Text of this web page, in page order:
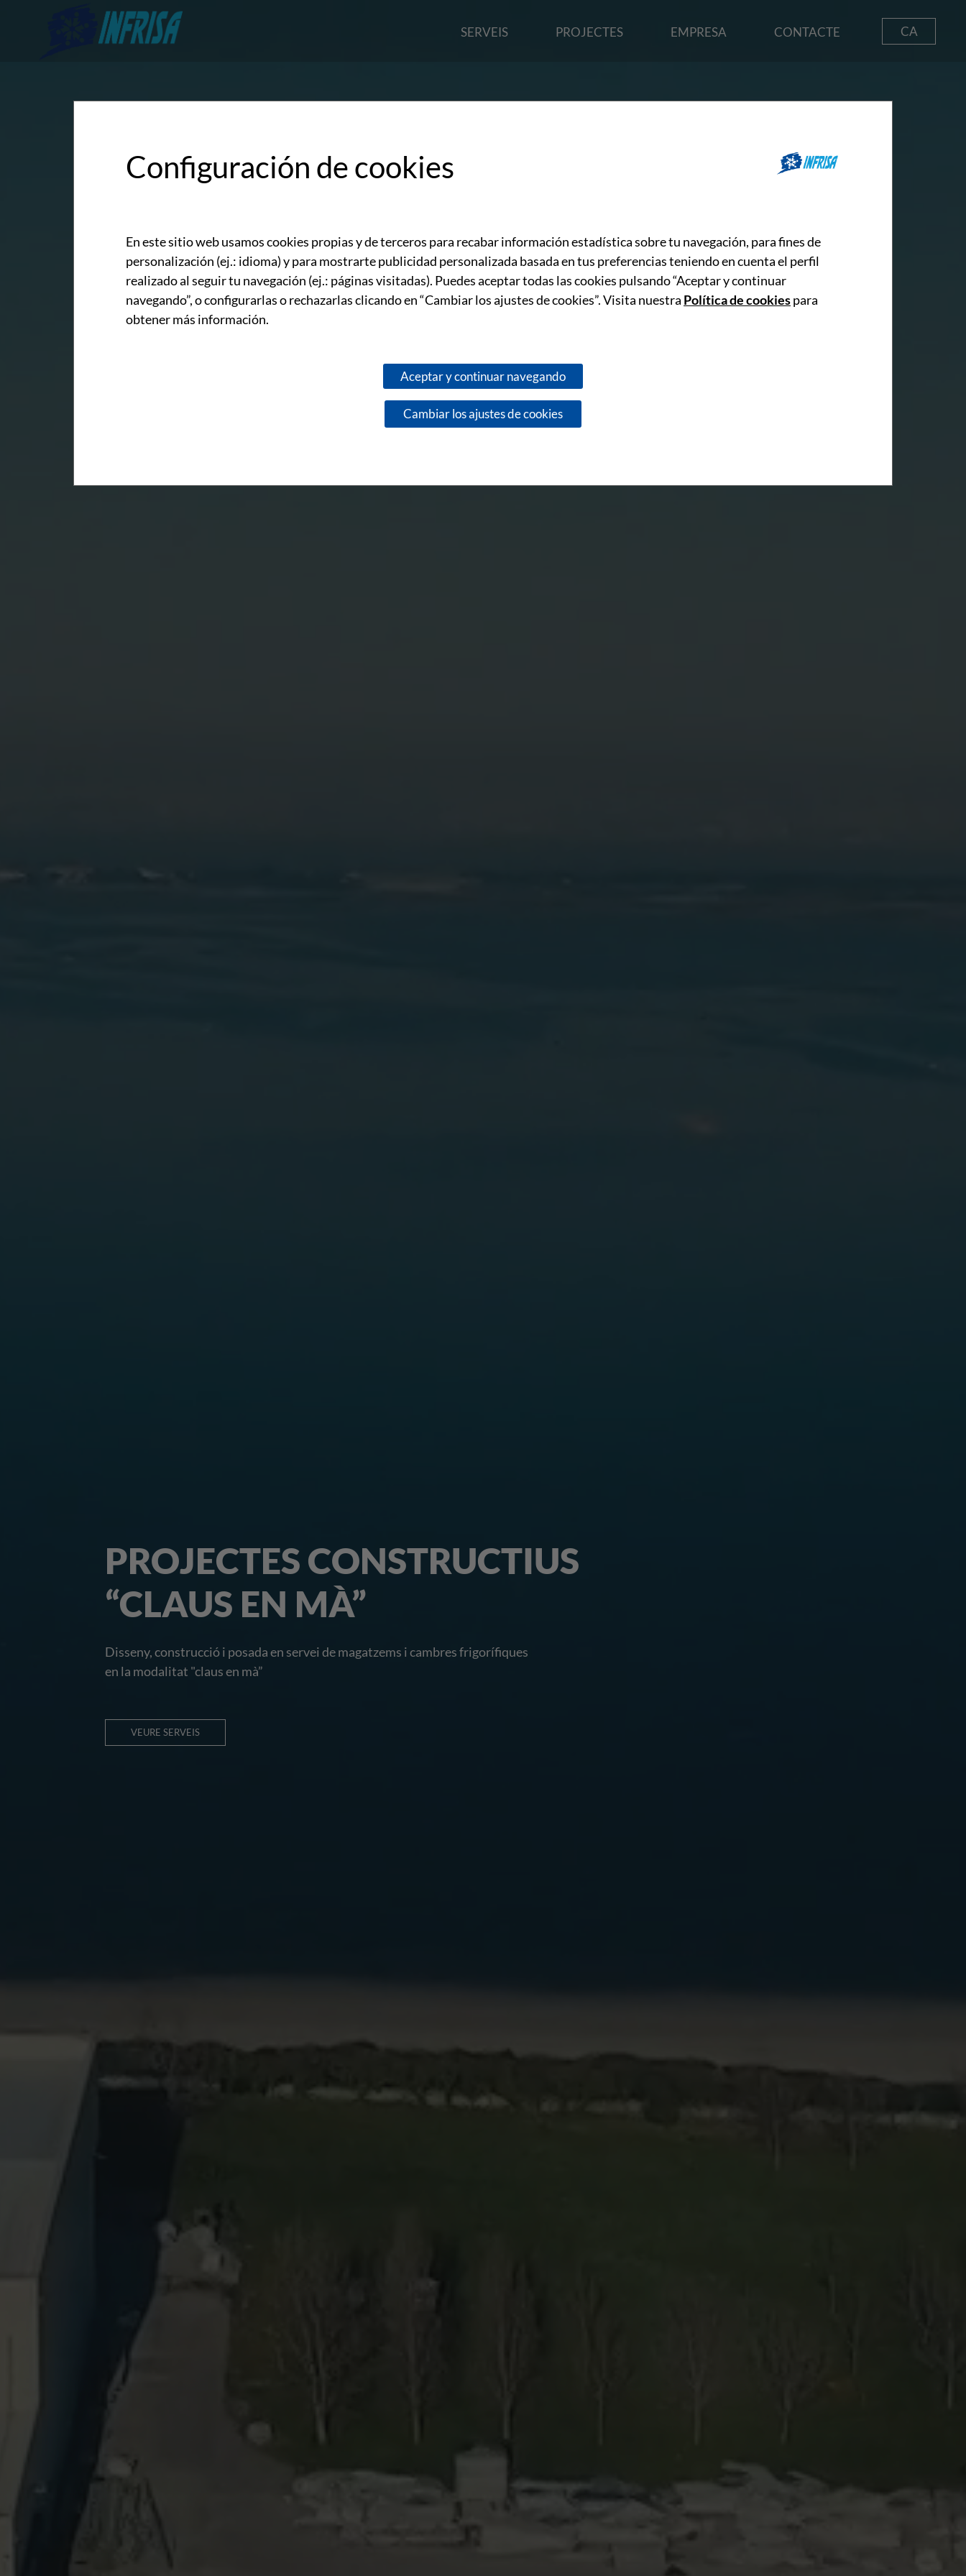
Configuración de cookies
En este sitio web usamos cookies propias y de terceros para recabar información estadística sobre tu navegación, para fines de
personalización (ej.: idioma) y para mostrarte publicidad personalizada basada en tus preferencias teniendo en cuenta el perfil
realizado al seguir tu navegación (ej.: páginas visitadas). Puedes aceptar todas las cookies pulsando “Aceptar y continuar
navegando”, o configurarlas o rechazarlas clicando en “Cambiar los ajustes de cookies”. Visita nuestra Política de cookiespara
obtener más información.
Aceptar y continuar navegando
Cambiar los ajustes de cookies
SERVEIS PROJECTES EMPRESA CONTACTE CA
ALTRES SOLUCIONS
CONSTRUCTIVES
Aïllaments tèrmics, solucions tallafocs, proteccions mecàniques.
SABER MÉS